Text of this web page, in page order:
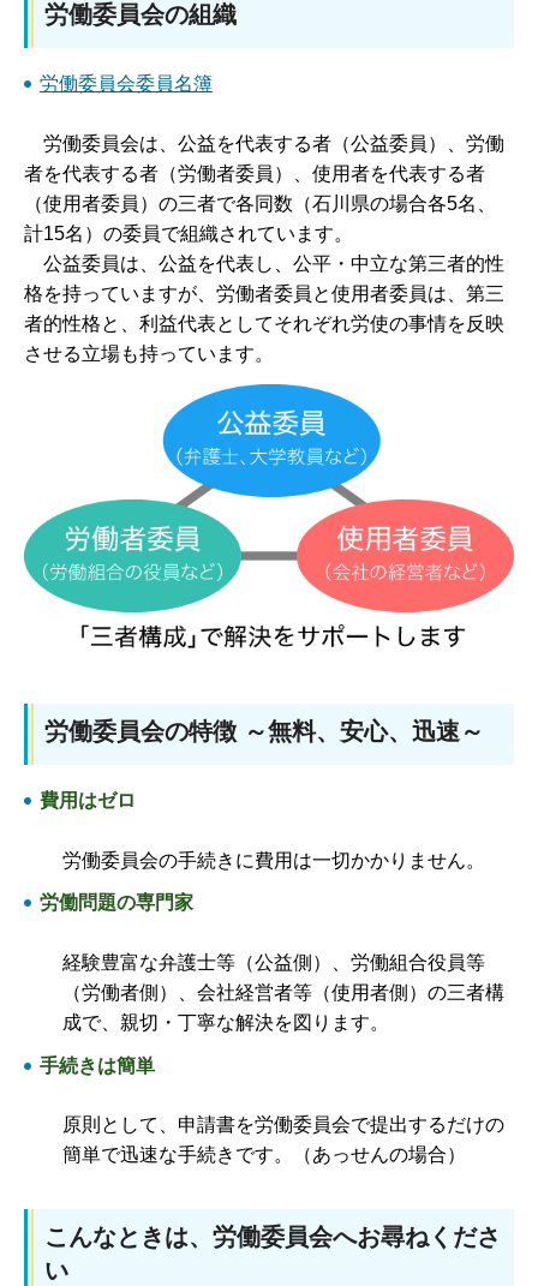
労働委員会の組織
労働委員会委員名簿
労働委員会は、公益を代表する者（公益委員）、労働
者を代表する者（労働者委員）、使用者を代表する者
（使用者委員）の三者で各同数（石川県の場合各5名、
計15名）の委員で組織されています。
公益委員は、公益を代表し、公平・中立な第三者的性
格を持っていますが、労働者委員と使用者委員は、第三
者的性格と、利益代表としてそれぞれ労使の事情を反映
させる立場も持っています。
労働委員会の特徴 ～無料、安心、迅速～
費用はゼロ
労働委員会の手続きに費用は一切かかりません。
労働問題の専門家
経験豊富な弁護士等（公益側）、労働組合役員等
（労働者側）、会社経営者等（使用者側）の三者構
成で、親切・丁寧な解決を図ります。
手続きは簡単
原則として、申請書を労働委員会で提出するだけの
簡単で迅速な手続きです。（あっせんの場合）
こんなときは、労働委員会へお尋ねくださ
い